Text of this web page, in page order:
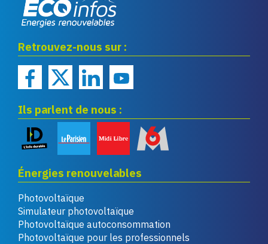
renouvelables
Retrouvez-nous sur :
Ils parlent de nous :
Énergies renouvelables
Photovoltaïque
Simulateur photovoltaïque
Photovoltaïque autoconsommation
Photovoltaïque pour les professionnels